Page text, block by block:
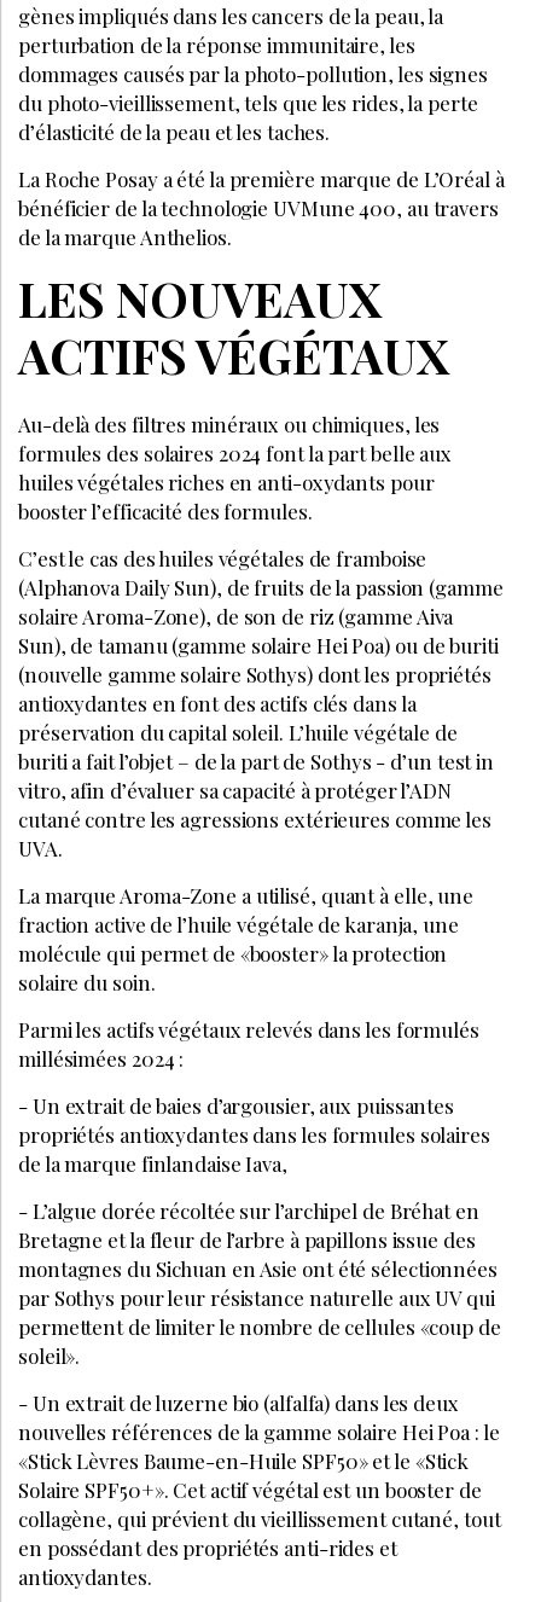
gènes impliqués dans les cancers de la peau, la
perturbation de la réponse immunitaire, les
dommages causés par la photo-pollution, les signes
du photo-vieillissement, tels que les rides, la perte
d’élasticité de la peau et les taches.
La Roche Posay a été la première marque de L’Oréal à
bénéficier de la technologie UVMune 400, au travers
de la marque Anthelios.
LES NOUVEAUX
ACTIFS VÉGÉTAUX
Au-delà des filtres minéraux ou chimiques, les
formules des solaires 2024 font la part belle aux
huiles végétales riches en anti-oxydants pour
booster l’efficacité des formules.
C’est le cas des huiles végétales de framboise
(Alphanova Daily Sun), de fruits de la passion (gamme
solaire Aroma-Zone), de son de riz (gamme Aiva
Sun), de tamanu (gamme solaire Hei Poa) ou de buriti
(nouvelle gamme solaire Sothys) dont les propriétés
antioxydantes en font des actifs clés dans la
préservation du capital soleil. L’huile végétale de
buriti a fait l’objet – de la part de Sothys - d’un test in
vitro, afin d’évaluer sa capacité à protéger l’ADN
cutané contre les agressions extérieures comme les
UVA.
La marque Aroma-Zone a utilisé, quant à elle, une
fraction active de l’huile végétale de karanja, une
molécule qui permet de «booster» la protection
solaire du soin.
Parmi les actifs végétaux relevés dans les formulés
millésimées 2024 :
- Un extrait de baies d’argousier, aux puissantes
propriétés antioxydantes dans les formules solaires
de la marque finlandaise Iava,
- L’algue dorée récoltée sur l’archipel de Bréhat en
Bretagne et la fleur de l’arbre à papillons issue des
montagnes du Sichuan en Asie ont été sélectionnées
par Sothys pour leur résistance naturelle aux UV qui
permettent de limiter le nombre de cellules «coup de
soleil».
- Un extrait de luzerne bio (alfalfa) dans les deux
nouvelles références de la gamme solaire Hei Poa : le
«Stick Lèvres Baume-en-Huile SPF50» et le «Stick
Solaire SPF50+». Cet actif végétal est un booster de
collagène, qui prévient du vieillissement cutané, tout
en possédant des propriétés anti-rides et
antioxydantes.